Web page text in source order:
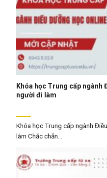
Khóa học Trung cấp ngành
người đi làm
Khóa học Trung cấp ngành
làm Chắc chắn...